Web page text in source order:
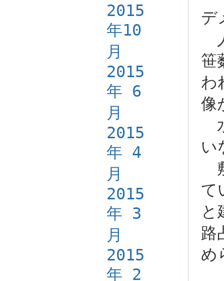
2015
年10
月
2015
年 6
月
2015
年 4
月
2015
年 3
月
2015
年 2
デ
笹
わ
像
い
て
と
路
め